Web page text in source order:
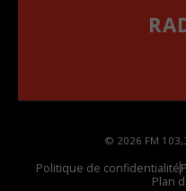
© 2026 FM
Politique de confidentialité
Plan